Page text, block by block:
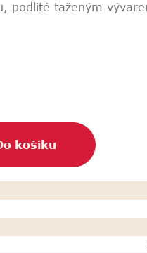
podlité taženým
košíku